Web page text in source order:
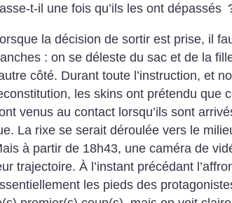
t-il une fois qu’ils les ont dépassés
la décision de sortir est prise, il
: on se déleste du sac et de la
côté. Durant toute l’instruction, et
les skins ont prétendu que
venus au contact lorsqu’ils sont
La rixe se serait déroulée vers le
à partir de 18h43, une caméra de
trajectoire. À l’instant précédant
les pieds des